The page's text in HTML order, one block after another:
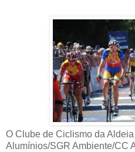
O Clube de Ciclismo da
Alumínios/SGR Ambiente/CC